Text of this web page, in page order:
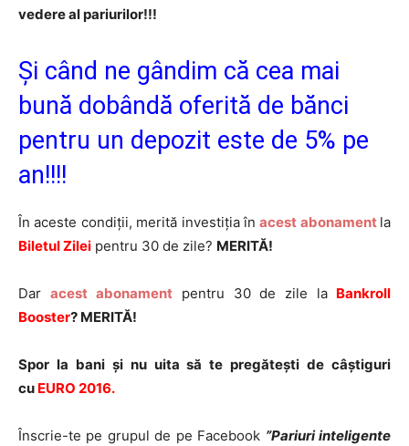
vedere al pariurilor!!!
Și când ne gândim că cea mai
bună dobândă oferită de bănci
pentru un depozit este de 5% pe
an!!!!
În aceste condiții, merită investiția înacest abonament la
Biletul Zilei pentru 30 de zile? MERITĂ!
Dar acest abonamentpentru 30 de zile la Bankroll
Booster? MERITĂ!
Spor la bani și nu uita să te pregătești de câștiguri
cu EURO 2016.
Înscrie-te pe grupul de pe Facebook ”Pariuri inteligente